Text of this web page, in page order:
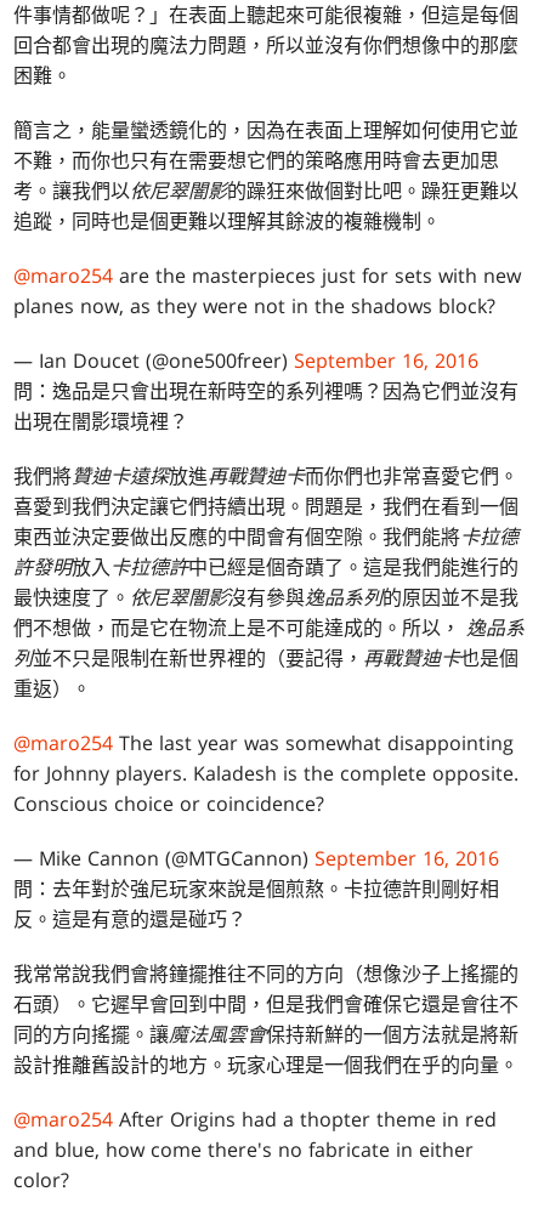
件事情都做呢？」在表面上聽起來可能很複雜，但這是每個
回合都會出現的魔法力問題，所以並沒有你們想像中的那麼
困難。
簡言之，能量蠻透鏡化的，因為在表面上理解如何使用它並
不難，而你也只有在需要想它們的策略應用時會去更加思
考。讓我們以依尼翠闇影的躁狂來做個對比吧。躁狂更難以
追蹤，同時也是個更難以理解其餘波的複雜機制。
@maro254 are the masterpieces just for sets with new
planes now, as they were not in the shadows block?
— Ian Doucet (@one500freer)September 16, 2016
問：逸品是只會出現在新時空的系列裡嗎？因為它們並沒有
出現在闇影環境裡？
我們將贊迪卡遠探放進再戰贊迪卡而你們也非常喜愛它們。
喜愛到我們決定讓它們持續出現。問題是，我們在看到一個
東西並決定要做出反應的中間會有個空隙。我們能將卡拉德
許發明放入卡拉德許中已經是個奇蹟了。這是我們能進行的
最快速度了。 依尼翠闇影沒有參與逸品系列的原因並不是我
們不想做，而是它在物流上是不可能達成的。所以， 逸品系
列並不只是限制在新世界裡的（要記得， 再戰贊迪卡也是個
重返）。
@maro254 The last year was somewhat disappointing
for Johnny players. Kaladesh is the complete opposite.
Conscious choice or coincidence?
— Mike Cannon (@MTGCannon)September 16, 2016
問：去年對於強尼玩家來說是個煎熬。卡拉德許則剛好相
反。這是有意的還是碰巧？
我常常說我們會將鐘擺推往不同的方向（想像沙子上搖擺的
石頭）。它遲早會回到中間，但是我們會確保它還是會往不
同的方向搖擺。讓魔法風雲會保持新鮮的一個方法就是將新
設計推離舊設計的地方。玩家心理是一個我們在乎的向量。
@maro254 After Origins had a thopter theme in red
and blue, how come there's no fabricate in either
color?